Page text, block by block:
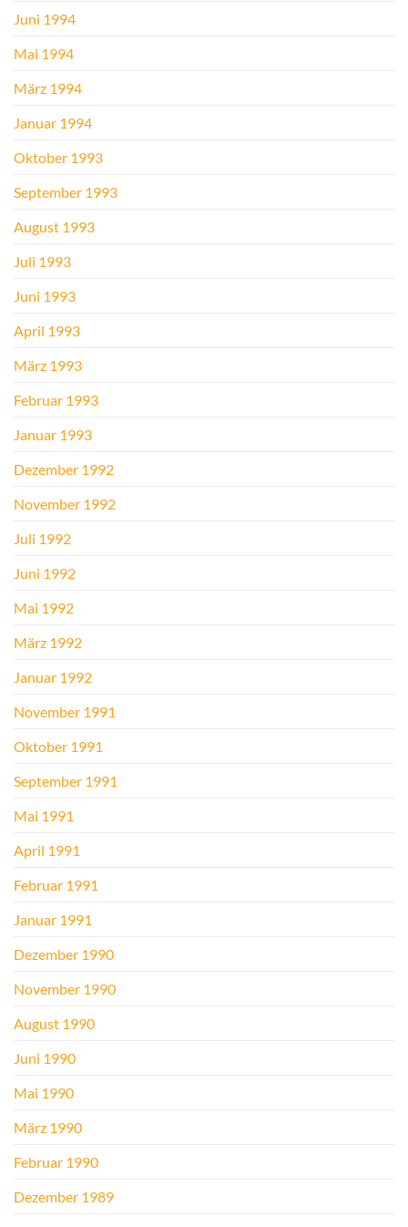
Juni 1994
Mai 1994
März 1994
Januar 1994
Oktober 1993
September 1993
August 1993
Juli 1993
Juni 1993
April 1993
März 1993
Februar 1993
Januar 1993
Dezember 1992
November 1992
Juli 1992
Juni 1992
Mai 1992
März 1992
Januar 1992
November 1991
Oktober 1991
September 1991
Mai 1991
April 1991
Februar 1991
Januar 1991
Dezember 1990
November 1990
August 1990
Juni 1990
Mai 1990
März 1990
Februar 1990
Dezember 1989